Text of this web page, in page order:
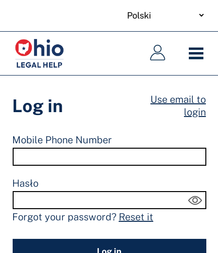
main
content
Główna
nawigacja
Główna
nawigacja
Log in
Use email to
login
Mobile Phone Number
Hasło
Forgot your password? Reset it